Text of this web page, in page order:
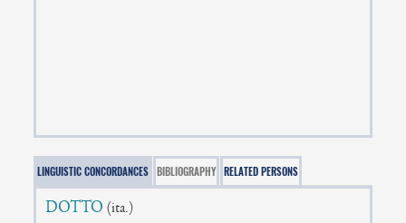
LINGUISTIC CONCORDANCES BIBLIOGRAPHY RELATED PERSONS
DOTTO (ita.)